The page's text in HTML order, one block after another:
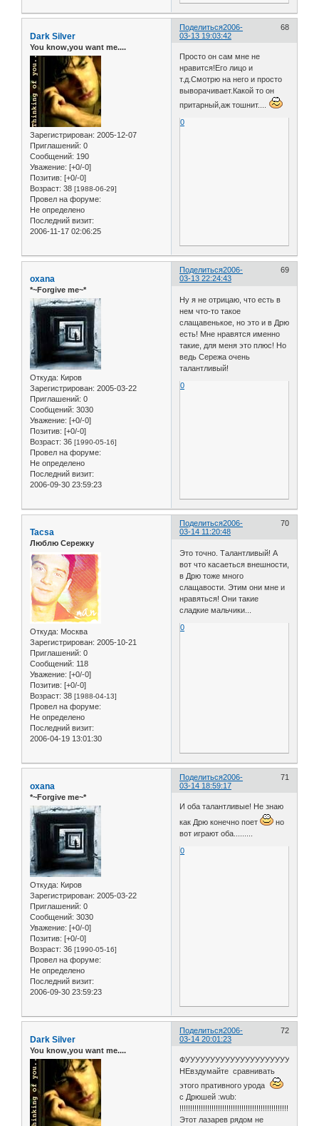
Поделиться 68
2006-
03-13 19:03:42
Dark Silver
You know,you want me....
Зарегистрирован: 2005-12-07
Приглашений: 0
Сообщений: 190
Уважение: [+0/-0]
Позитив: [+0/-0]
Возраст: 38 [1988-06-29]
Провел на форуме:
Не определено
Последний визит:
2006-11-17 02:06:25
Просто он сам мне не
нравится!Его лицо и
т.д.Смотрю на него и просто
выворачивает.Какой то он
притарный,аж тошнит....
0
Поделиться 69
2006-
03-13 22:24:43
oxana
*~Forgive me~*
Откуда: Киров
Зарегистрирован: 2005-03-22
Приглашений: 0
Сообщений: 3030
Уважение: [+0/-0]
Позитив: [+0/-0]
Возраст: 36 [1990-05-16]
Провел на форуме:
Не определено
Последний визит:
2006-09-30 23:59:23
Ну я не отрицаю, что есть в
нем что-то такое
слащавенькое, но это и в Дрю
есть! Мне нравятся именно
такие, для меня это плюс! Но
ведь Сережа очень
талантливый!
0
Поделиться 70
2006-
03-14 11:20:48
Tacsa
Люблю Сережку
Откуда: Москва
Зарегистрирован: 2005-10-21
Приглашений: 0
Сообщений: 118
Уважение: [+0/-0]
Позитив: [+0/-0]
Возраст: 38 [1988-04-13]
Провел на форуме:
Не определено
Последний визит:
2006-04-19 13:01:30
Это точно. Талантливый! А
вот что касаеться внешности,
в Дрю тоже много
слащавости. Этим они мне и
нравяться! Они такие
сладкие мальчики...
0
Поделиться 71
2006-
03-14 18:59:17
oxana
*~Forgive me~*
Откуда: Киров
Зарегистрирован: 2005-03-22
Приглашений: 0
Сообщений: 3030
Уважение: [+0/-0]
Позитив: [+0/-0]
Возраст: 36 [1990-05-16]
Провел на форуме:
Не определено
Последний визит:
2006-09-30 23:59:23
И оба талантливые! Не знаю
как Дрю конечно поет
но
вот играют оба.........
0
Поделиться 72
2006-
03-14 20:01:23
Dark Silver
You know,you want me....
НЕвздумайте сравнивать
этого пративного урода
с Дрюшей :wub:
Этот лазарев рядом не